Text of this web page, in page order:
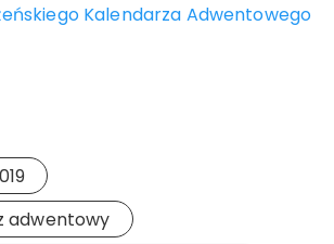
Kalendarza Adwentowego
adwentowy